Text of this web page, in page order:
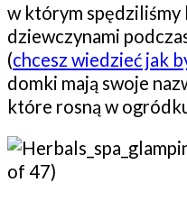
w którym spędziliśmy
dziewczynami
(chcesz wiedzieć jak
domki mają swoje
które rosną w